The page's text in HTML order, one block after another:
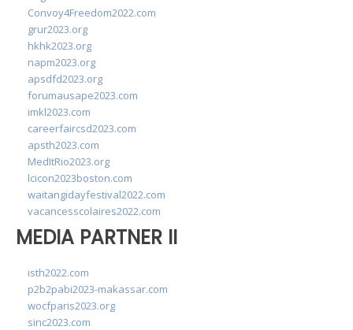
Convoy4Freedom2022.com
grur2023.org
hkhk2023.org
napm2023.org
apsdfd2023.org
forumausape2023.com
imkl2023.com
careerfaircsd2023.com
apsth2023.com
MedItRio2023.org
lcicon2023boston.com
waitangidayfestival2022.com
vacancesscolaires2022.com
MEDIA PARTNER II
isth2022.com
p2b2pabi2023-makassar.com
wocfparis2023.org
sinc2023.com